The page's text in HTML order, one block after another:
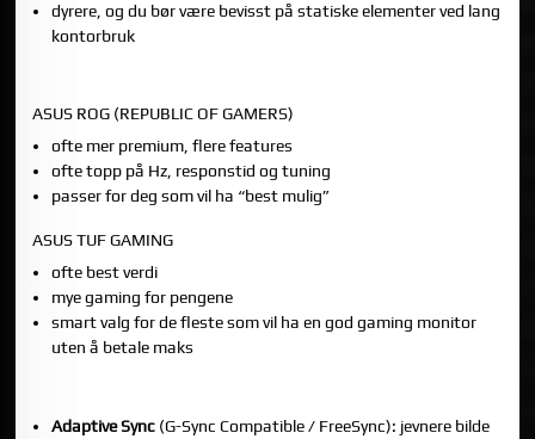
dyrere, og du bør være bevisst på statiske elementer ved lang
kontorbruk
ASUS ROG (REPUBLIC OF GAMERS)
ofte mer premium, flere features
ofte topp på Hz, responstid og tuning
passer for deg som vil ha “best mulig”
ASUS TUF GAMING
ofte best verdi
mye gaming for pengene
smart valg for de fleste som vil ha en god gaming monitor
uten å betale maks
Adaptive Sync(G-Sync Compatible / FreeSync): jevnere bilde